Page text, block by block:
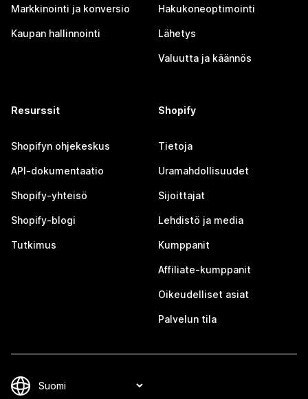
Markkinointi ja konversio
Kaupan hallinnointi
Hakukoneoptimointi
Lähetys
Valuutta ja käännös
Resurssit
Shopifyn ohjekeskus
API-dokumentaatio
Shopify-yhteisö
Shopify-blogi
Tutkimus
Shopify
Tietoja
Uramahdollisuudet
Sijoittajat
Lehdistö ja media
Kumppanit
Affiliate-kumppanit
Oikeudelliset asiat
Palvelun tila